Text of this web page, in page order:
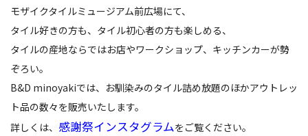
モザイクタイルミュージアム前広場にて、
タイル好きの方も、タイル初心者の方も楽しめる、
タイルの産地ならではお店やワークショップ、キッチンカーが勢
ぞろい。
B&D minoyakiでは、お馴染みのタイル詰め放題のほかアウトレッ
ト品の数々を販売いたします。
詳しくは、 感謝祭インスタグラムをご覧ください。